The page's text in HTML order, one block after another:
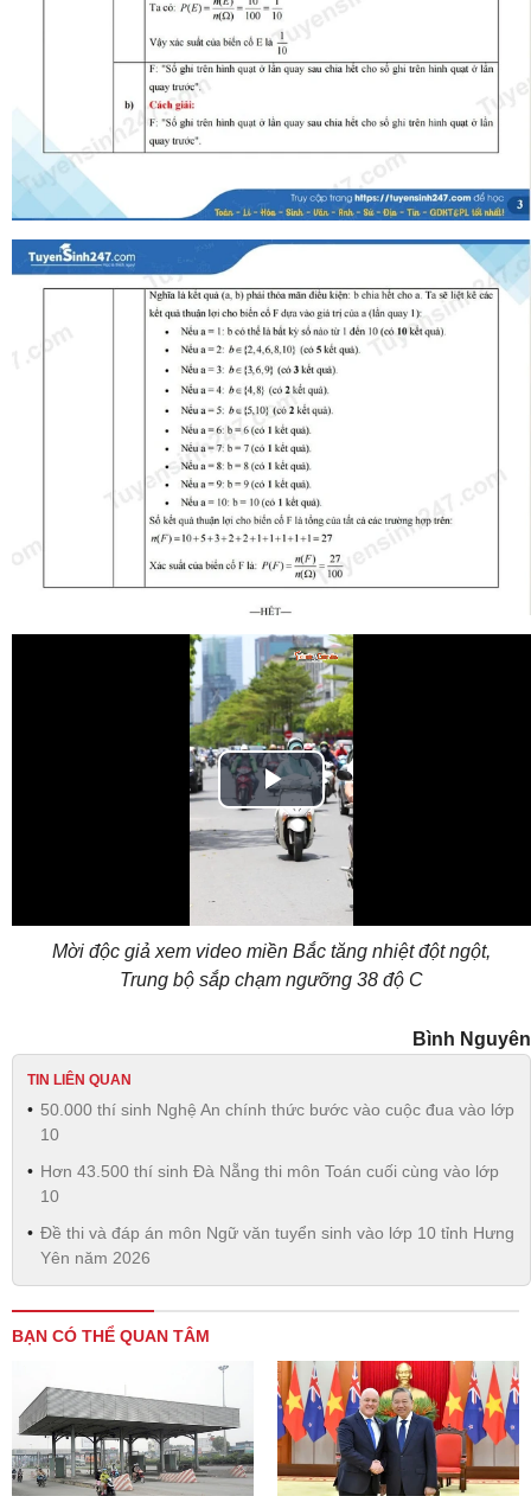
Play
Video
Mời độc giả xem video miền Bắc tăng nhiệt đột ngột,
Trung bộ sắp chạm ngưỡng 38 độ C
Bình Nguyên
TIN LIÊN QUAN
50.000 thí sinh Nghệ An chính thức bước vào cuộc đua vào lớp
10
Hơn 43.500 thí sinh Đà Nẵng thi môn Toán cuối cùng vào lớp
10
Đề thi và đáp án môn Ngữ văn tuyển sinh vào lớp 10 tỉnh Hưng
Yên năm 2026
BẠN CÓ THỂ QUAN TÂM